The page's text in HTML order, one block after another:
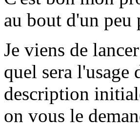
au bout d'un peu
Je viens de
quel sera l'usage
description
on vous le